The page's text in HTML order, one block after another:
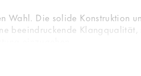
Wahl. Die solide Konstruktion
beeindruckende Klangqualität,